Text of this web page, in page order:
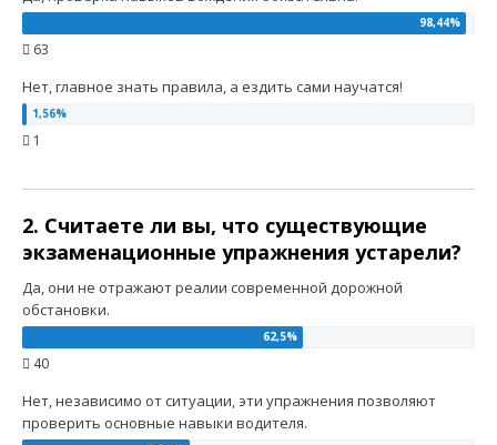
63
Нет, главное знать правила, а ездить сами научатся!
1
2. Считаете ли вы, что существующие
экзаменационные упражнения устарели?
Да, они не отражают реалии современной дорожной
обстановки.
40
Нет, независимо от ситуации, эти упражнения позволяют
проверить основные навыки водителя.